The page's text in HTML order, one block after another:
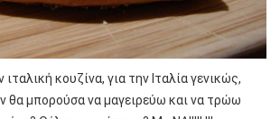
κουζίνα, για την Ιταλία γενικώς,
θα μπορούσα να μαγειρεύω και να τρώω